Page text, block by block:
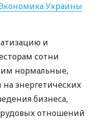
Украины
и
сотни
нормальные,
энергетических
бизнеса,
отношений